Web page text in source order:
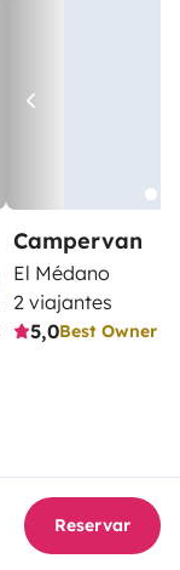
Campervan
El Médano
2 viajantes
5,0Best Owner
Reservar